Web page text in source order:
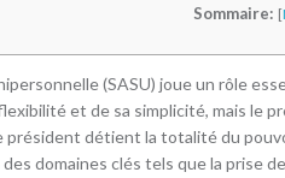
Sommaire: [
(SASU) joue un rôle
et de sa simplicité, mais le
président détient la totalité du
domaines clés tels que la prise